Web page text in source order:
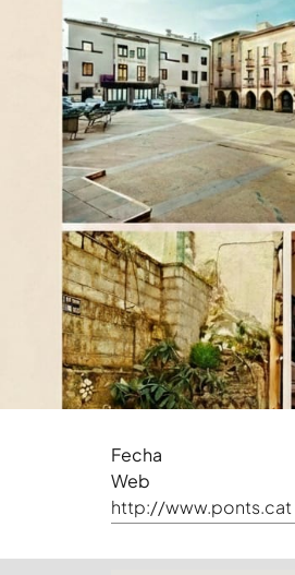
Fecha
Web
http://www.ponts.cat